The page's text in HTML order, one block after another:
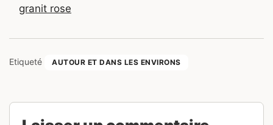
granit rose
Etiqueté AUTOUR ET DANS LES ENVIRONS